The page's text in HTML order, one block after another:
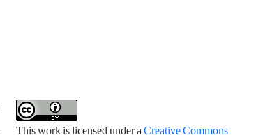
This work is licensed under aCreative Commons